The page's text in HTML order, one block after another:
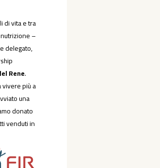
di vita e tra
–
delegato,
Rene.
vivere più a
una
donato
venduti in